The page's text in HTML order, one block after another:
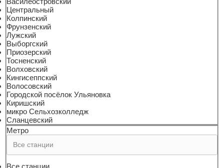
Центральный
Колпинский
Фрунзенский
Лужский
Выборгский
Приозерский
Тосненский
Волховский
Кингисеппский
Волосовский
Городской посёлок Ульяновка
Киришский
микро Сельхозколледж
Сланцевский
Метро